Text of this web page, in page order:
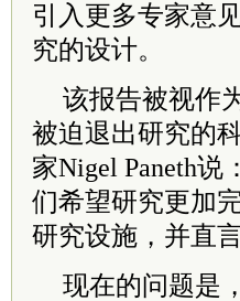
引入更多专家意
究的设计。
该报告被视作
被迫退出研究的
家Nigel Paneth
们希望研究更加
研究设施，并直
现在的问题是